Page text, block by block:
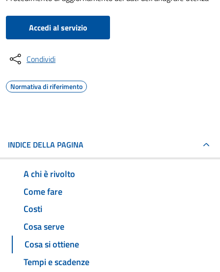
Accedi al servizio
Condividi
Normativa di riferimento
INDICE DELLA PAGINA
A chi è rivolto
Come fare
Costi
Cosa serve
Cosa si ottiene
Tempi e scadenze